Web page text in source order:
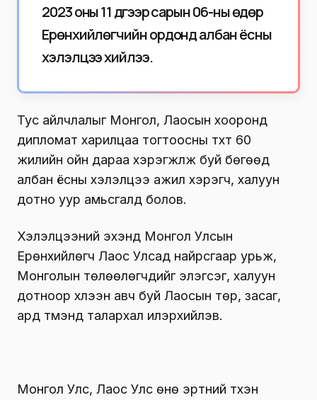
2023 оны 11 дүгээр сарын 06-ны өдөр
Ерөнхийлөгчийн ордонд албан ёсны
хэлэлцээ хийлээ.
Тус айлчлалыг Монгол, Лаосын хооронд
дипломат харилцаа тогтоосны түүхт 60
жилийн ойн дараа хэрэгжүүлж буй бөгөөд
албан ёсны хэлэлцээ ажил хэрэгч, халуун
дотно уур амьсгалд болов.
Хэлэлцээний эхэнд Монгол Улсын
Ерөнхийлөгч Лаос Улсад найрсгаар урьж,
Монголын төлөөлөгчдийг элэгсэг, халуун
дотноор хүлээн авч буй Лаосын төр, засаг,
ард түмэнд талархал илэрхийлэв.
Монгол Улс, Лаос Улс өнө эртний түүхэн